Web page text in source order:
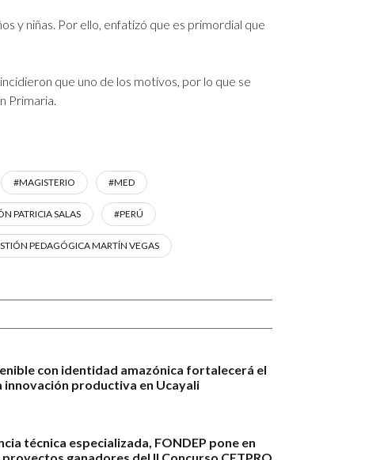
y niñas. Por ello, enfatizó que es primordial que
que uno de los motivos, por lo que se
Primaria.
#MAGISTERIO #MED
PATRICIA SALAS #PERÚ
PEDAGÓGICA MARTÍN VEGAS
con identidad amazónica fortalecerá el
innovación productiva en Ucayali
técnica especializada, FONDEP pone en
ganadores del II Concurso CETPRO